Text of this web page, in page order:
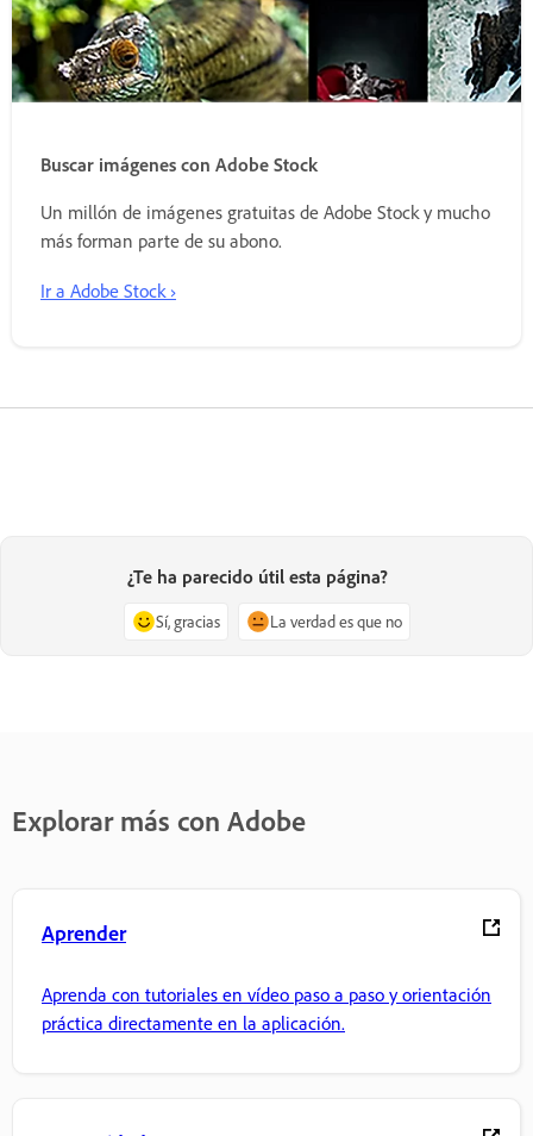
Buscar imágenes con Adobe Stock
Un millón de imágenes gratuitas de Adobe Stock y mucho
más forman parte de su abono.
Ir a Adobe Stock ›
¿Te ha parecido útil esta página?
Sí, gracias La verdad es que no
Explorar más con Adobe
Aprender
Aprenda con tutoriales en vídeo paso a paso y orientación
práctica directamente en la aplicación.